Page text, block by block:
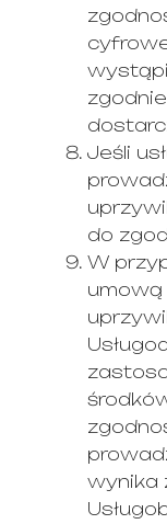
Jeśli
do
W
umową
wynika